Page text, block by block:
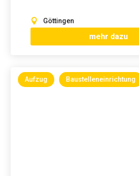
Göttingen
mehr dazu
Aufzug Baustelleneinrichtung